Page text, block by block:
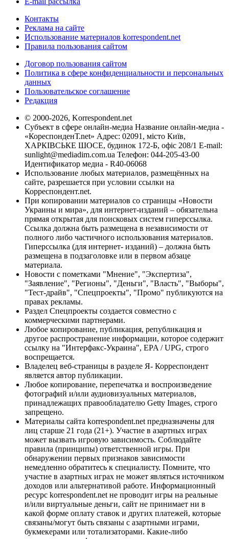
Контакты
Реклама на сайте
Использование материалов korrespondent.net
Правила пользования сайтом
Договор пользования сайтом
Политика в сфере конфиденциальности и персональных
данных
Пользовательское соглашение
Редакция
© 2000-2026, Korrespondent.net
Субъект в сфере онлайн-медиа Название онлайн-медиа -
«КореспонденТ.net» Адрес: 02091, місто Київ,
ХАРКІВСЬКЕ ШОСЕ, будинок 172-Б, офіс 208/1 E-mail:
sunlight@mediadim.com.ua Телефон: 044-205-43-00
Идентификатор медиа - R40-06068
Использование любых материалов, размещённых на
сайте, разрешается при условии ссылки на
Корреспондент.net.
При копировании материалов со страницы «Новости
Украины и мира», для интернет-изданий – обязательна
прямая открытая для поисковых систем гиперссылка.
Ссылка должна быть размещена в независимости от
полного либо частичного использования материалов.
Гиперссылка (для интернет- изданий) – должна быть
размещена в подзаголовке или в первом абзаце
материала.
Новости с пометками "Мнение", "Экспертиза",
"Заявление", "Регионы", "Деньги", "Власть", "Выборы",
"Тест-драйв", "Спецпроекты", "Промо" публикуются на
правах рекламы.
Раздел Спецпроекты создается совместно с
коммерческими партнерами.
Любое копирование, публикация, републикация и
другое распространение информации, которое содержит
ссылку на "Интерфакс-Украина", EPA / UPG, строго
воспрещается.
Владелец веб-страницы в разделе Я- Корреспондент
является автор публикации.
Любое копирование, перепечатка и воспроизведение
фотографий и/или аудиовизуальных материалов,
принадлежащих правообладателю Getty Images, строго
запрещено.
Материалы сайта korrespondent.net предназначены для
лиц старше 21 года (21+). Участие в азартных играх
может вызвать игровую зависимость. Соблюдайте
правила (принципы) ответственной игры. При
обнаружении первых признаков зависимости
немедленно обратитесь к специалисту. Помните, что
участие в азартных играх не может являться источником
доходов или альтернативой работе. Информационный
ресурс korrespondent.net не проводит игры на реальные
и/или виртуальные деньги, сайт не принимает ни в
какой форме оплату ставок и других платежей, которые
связаны/могут быть связаны с азартными играми,
букмекерами или тотализаторами. Какие-либо